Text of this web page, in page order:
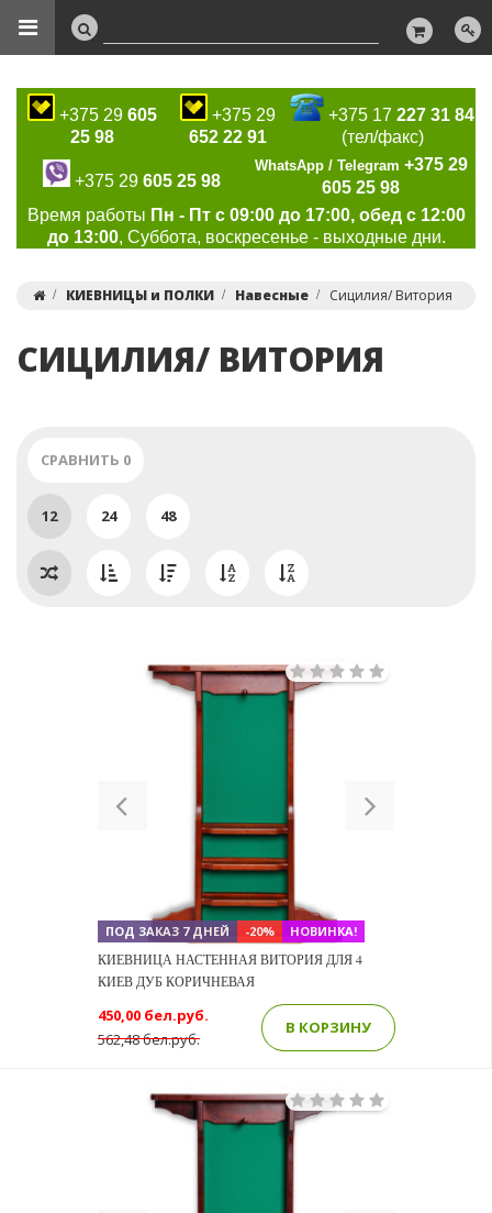
+375 29 605
25 98
+375 29
652 22 91
+375 17227 31 84
(тел/факс)
+375 29 605 25 98
WhatsApp / Telegram +375 29
605 25 98
Время работы Пн - Пт с 09:00 до 17:00, обед с 12:00
до 13:00, Суббота, воскресенье - выходные дни.
КИЕВНИЦЫ и ПОЛКИ Навесные Сицилия/ Витория
СИЦИЛИЯ/ ВИТОРИЯ
СРАВНИТЬ 0
12 24 48
Previous
ПОД ЗАКАЗ 7 ДНЕЙ -20% НОВИНКА!
КИЕВНИЦА НАСТЕННАЯ ВИТОРИЯ ДЛЯ 4
КИЕВ ДУБ КОРИЧНЕВАЯ
562,48 бел.руб.
450,00 бел.руб.
В КОРЗИНУ